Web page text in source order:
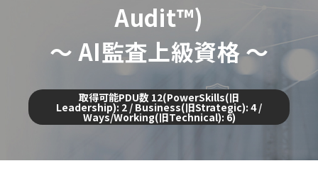
Audit™)
～ AI監査上級資格 ～
取得可能PDU数 12(PowerSkills(旧
Leadership): 2 / Business(旧Strategic): 4 /
Ways/Working(旧Technical): 6)